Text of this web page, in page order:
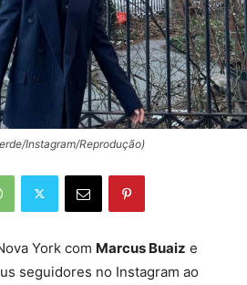
Instagram/Reprodução)
York com Marcus Buaiz e
seguidores no Instagram ao